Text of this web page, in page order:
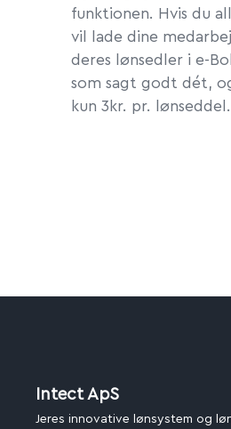
funktionen. Hvis du
vil lade dine
deres lønsedler i e-
som sagt godt dét,
kun 3kr. pr. lønseddel.
Intect ApS
Jeres innovative lønsystem og